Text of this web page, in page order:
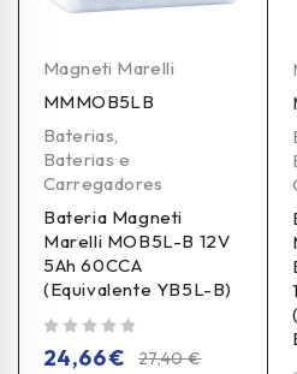
Magneti Marelli
MMMOB5LB
Baterias,
Baterias e
Carregadores
Bateria Magneti
Marelli MOB5L-B 12V
5Ah 60CCA
(Equivalente YB5L-B)
27,40€
24,66€